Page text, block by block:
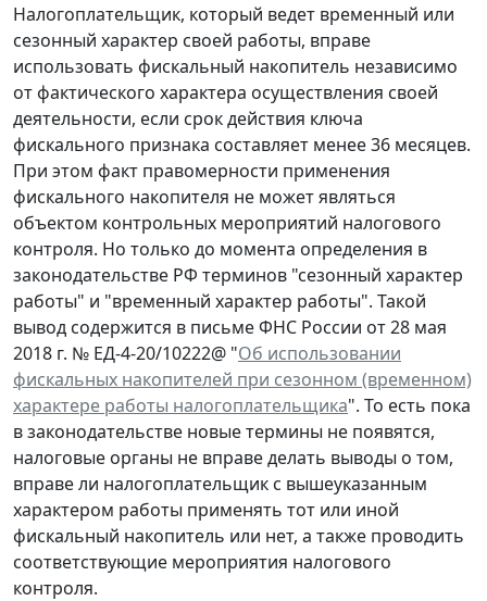
Налогоплательщик, который ведет временный или
сезонный характер своей работы, вправе
использовать фискальный накопитель независимо
от фактического характера осуществления своей
деятельности, если срок действия ключа
фискального признака составляет менее 36 месяцев.
При этом факт правомерности применения
фискального накопителя не может являться
объектом контрольных мероприятий налогового
контроля. Но только до момента определения в
законодательстве РФ терминов "сезонный характер
работы" и "временный характер работы". Такой
вывод содержится в письме ФНС России от 28 мая
2018 г. № ЕД-4-20/10222@ "Об использовании
фискальных накопителей при сезонном (временном)
характере работы налогоплательщика". То есть пока
в законодательстве новые термины не появятся,
налоговые органы не вправе делать выводы о том,
вправе ли налогоплательщик с вышеуказанным
характером работы применять тот или иной
фискальный накопитель или нет, а также проводить
соответствующие мероприятия налогового
контроля.